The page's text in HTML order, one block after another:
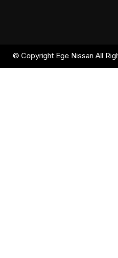
© Copyright Ege Nissan All